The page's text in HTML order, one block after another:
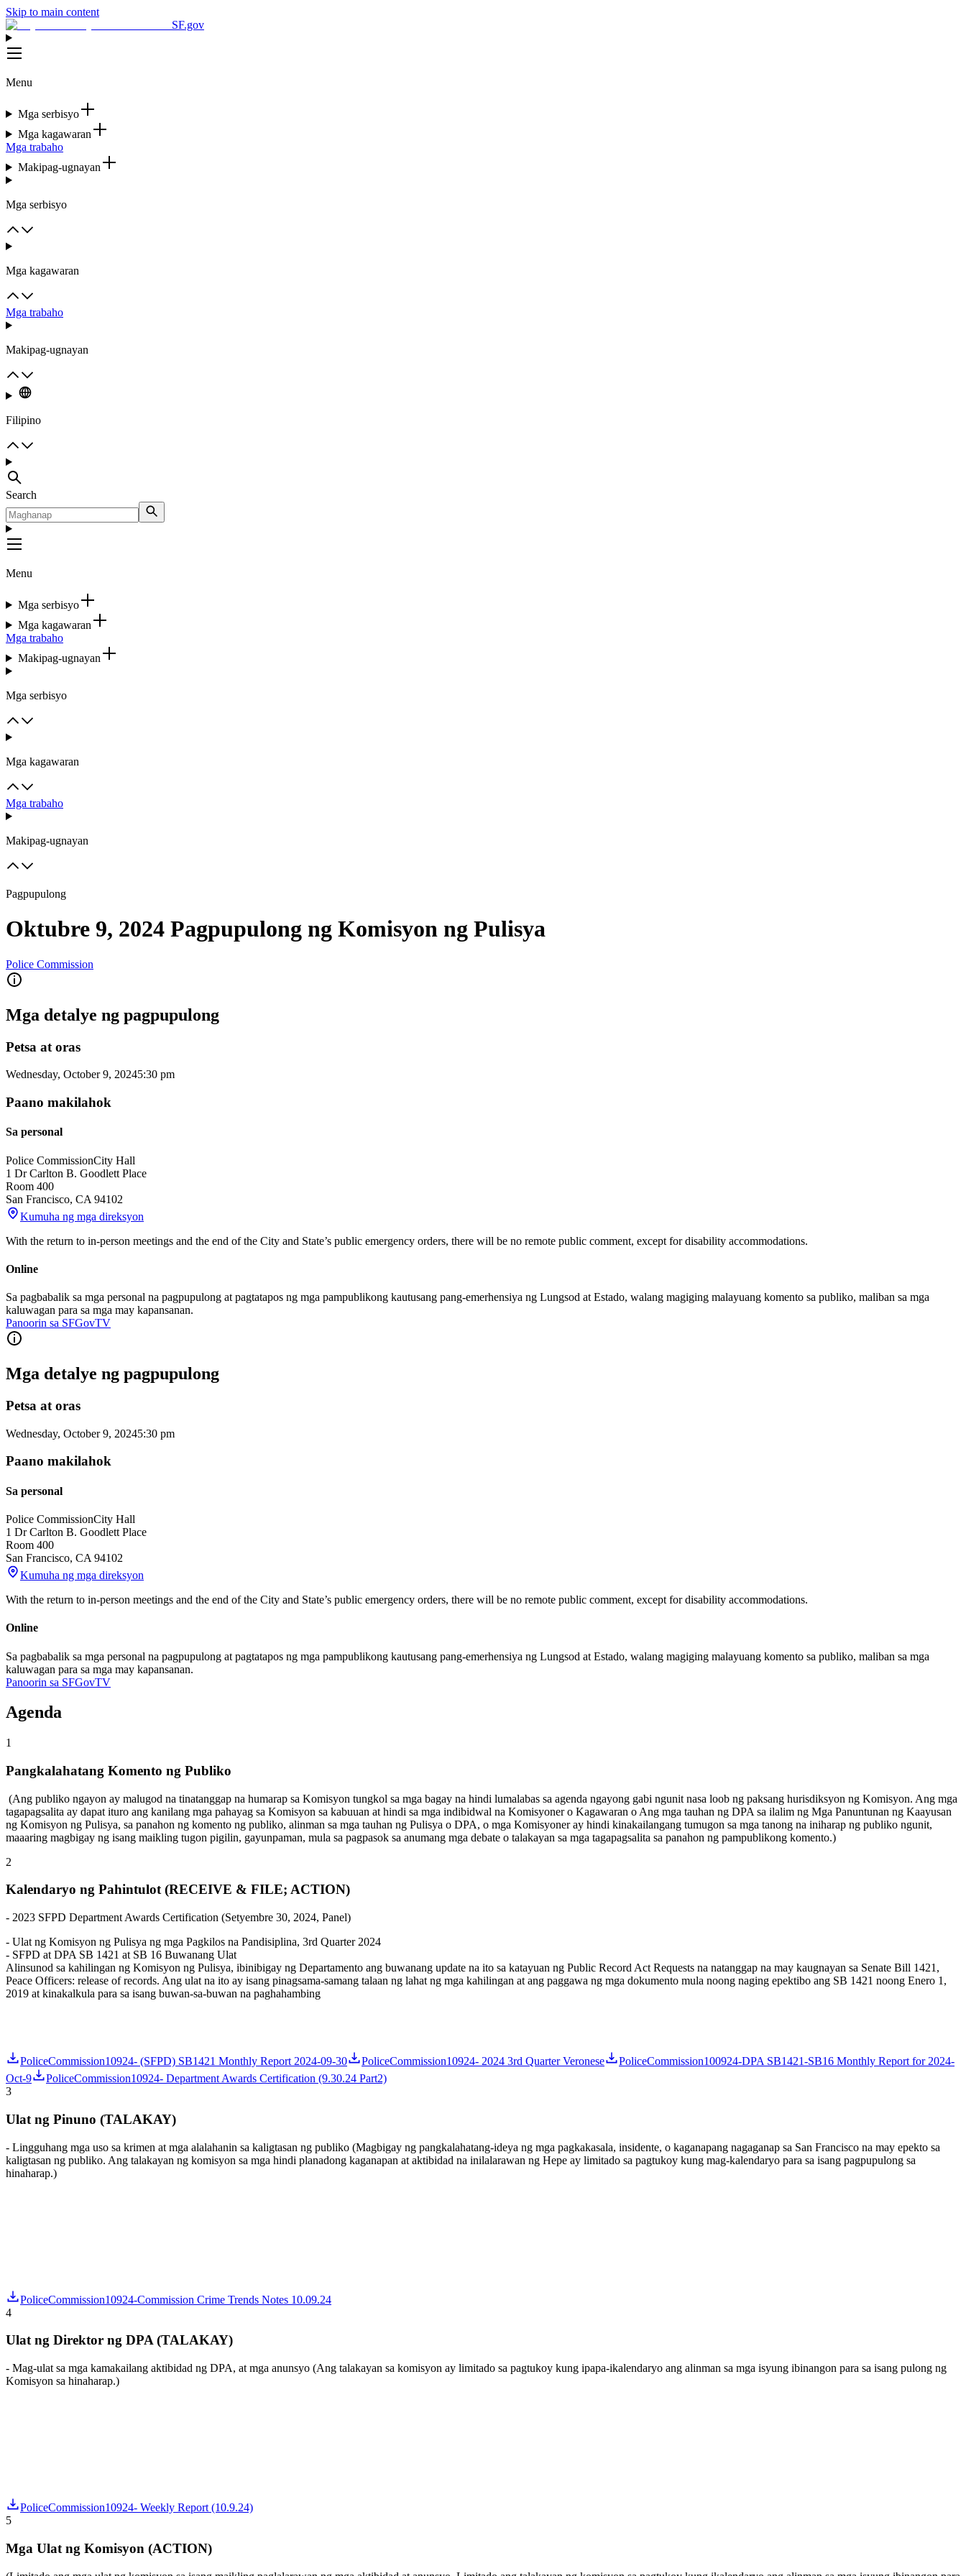
Skip to main content
SF.gov
Menu
Mga serbisyo
Mga kagawaran
Mga trabaho
Makipag-ugnayan
Mga serbisyo
Mga kagawaran
Mga trabaho
Makipag-ugnayan
Filipino
Search
Menu
Mga serbisyo
Mga kagawaran
Mga trabaho
Makipag-ugnayan
Mga serbisyo
Mga kagawaran
Mga trabaho
Makipag-ugnayan
Pagpupulong
Oktubre 9, 2024 Pagpupulong ng Komisyon ng Pulisya
Police Commission
Mga detalye ng pagpupulong
Petsa at oras
Wednesday, October 9, 20245:30 pm
Paano makilahok
Sa personal
Police CommissionCity Hall
1 Dr Carlton B. Goodlett Place
Room 400
San Francisco, CA 94102
Kumuha ng mga direksyon
With the return to in-person meetings and the end of the City and State’s public emergency orders, there will be no remote public comment, except for disability accommodations.
Online
Sa pagbabalik sa mga personal na pagpupulong at pagtatapos ng mga pampublikong kautusang pang-emerhensiya ng Lungsod at Estado, walang magiging malayuang komento sa publiko, maliban sa mga
kaluwagan para sa mga may kapansanan.
Panoorin sa SFGovTV
Mga detalye ng pagpupulong
Petsa at oras
Wednesday, October 9, 20245:30 pm
Paano makilahok
Sa personal
Police CommissionCity Hall
1 Dr Carlton B. Goodlett Place
Room 400
San Francisco, CA 94102
Kumuha ng mga direksyon
With the return to in-person meetings and the end of the City and State’s public emergency orders, there will be no remote public comment, except for disability accommodations.
Online
Sa pagbabalik sa mga personal na pagpupulong at pagtatapos ng mga pampublikong kautusang pang-emerhensiya ng Lungsod at Estado, walang magiging malayuang komento sa publiko, maliban sa mga
kaluwagan para sa mga may kapansanan.
Panoorin sa SFGovTV
Agenda
1
Pangkalahatang Komento ng Publiko
(Ang publiko ngayon ay malugod na tinatanggap na humarap sa Komisyon tungkol sa mga bagay na hindi lumalabas sa agenda ngayong gabi ngunit nasa loob ng paksang hurisdiksyon ng Komisyon. Ang mga
tagapagsalita ay dapat ituro ang kanilang mga pahayag sa Komisyon sa kabuuan at hindi sa mga indibidwal na Komisyoner o Kagawaran o Ang mga tauhan ng DPA sa ilalim ng Mga Panuntunan ng Kaayusan
ng Komisyon ng Pulisya, sa panahon ng komento ng publiko, alinman sa mga tauhan ng Pulisya o DPA, o mga Komisyoner ay hindi kinakailangang tumugon sa mga tanong na iniharap ng publiko ngunit,
maaaring magbigay ng isang maikling tugon pigilin, gayunpaman, mula sa pagpasok sa anumang mga debate o talakayan sa mga tagapagsalita sa panahon ng pampublikong komento.)
2
Kalendaryo ng Pahintulot (RECEIVE & FILE; ACTION)
- 2023 SFPD Department Awards Certification (Setyembre 30, 2024, Panel)
- Ulat ng Komisyon ng Pulisya ng mga Pagkilos na Pandisiplina, 3rd Quarter 2024
- SFPD at DPA SB 1421 at SB 16 Buwanang Ulat
Alinsunod sa kahilingan ng Komisyon ng Pulisya, ibinibigay ng Departamento ang buwanang update na ito sa katayuan ng Public Record Act Requests na natanggap na may kaugnayan sa Senate Bill 1421,
Peace Officers: release of records. Ang ulat na ito ay isang pinagsama-samang talaan ng lahat ng mga kahilingan at ang paggawa ng mga dokumento mula noong naging epektibo ang SB 1421 noong Enero 1,
2019 at kinakalkula para sa isang buwan-sa-buwan na paghahambing
PoliceCommission10924- (SFPD) SB1421 Monthly Report 2024-09-30 PoliceCommission10924- 2024 3rd Quarter Veronese
PoliceCommission100924-DPA SB1421-SB16 Monthly Report for 2024-
Oct-9
PoliceCommission10924- Department Awards Certification (9.30.24 Part2)
3
Ulat ng Pinuno (TALAKAY)
- Lingguhang mga uso sa krimen at mga alalahanin sa kaligtasan ng publiko (Magbigay ng pangkalahatang-ideya ng mga pagkakasala, insidente, o kaganapang nagaganap sa San Francisco na may epekto sa
kaligtasan ng publiko. Ang talakayan ng komisyon sa mga hindi planadong kaganapan at aktibidad na inilalarawan ng Hepe ay limitado sa pagtukoy kung mag-kalendaryo para sa isang pagpupulong sa
hinaharap.)
PoliceCommission10924-Commission Crime Trends Notes 10.09.24
4
Ulat ng Direktor ng DPA (TALAKAY)
- Mag-ulat sa mga kamakailang aktibidad ng DPA, at mga anunsyo (Ang talakayan sa komisyon ay limitado sa pagtukoy kung ipapa-ikalendaryo ang alinman sa mga isyung ibinangon para sa isang pulong ng
Komisyon sa hinaharap.)
PoliceCommission10924- Weekly Report (10.9.24)
5
Mga Ulat ng Komisyon (ACTION)